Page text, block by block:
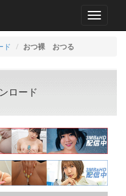
MENU
ド おつ裸 おつる
ロード